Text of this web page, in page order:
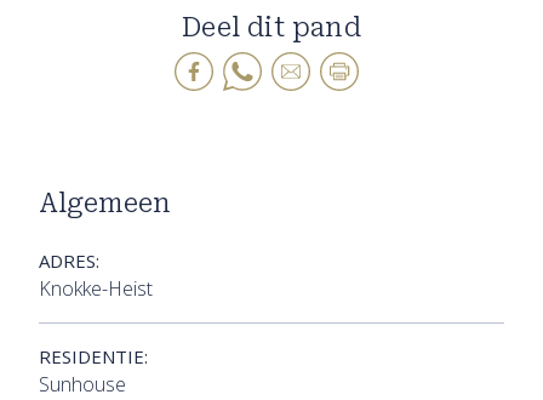
Deel dit pand
Algemeen
ADRES:
Knokke-Heist
RESIDENTIE:
Sunhouse